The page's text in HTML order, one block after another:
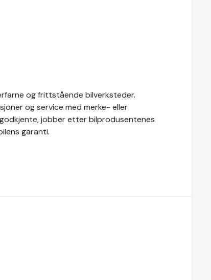
og frittstående bilverksteder.
og service med merke- eller
jobber etter bilprodusentenes
garanti.